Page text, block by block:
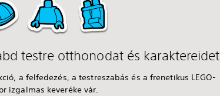
testre otthonodat és karaktereidet
a felfedezés, a testreszabás és a frenetikus LEGO-
izgalmas keveréke vár.